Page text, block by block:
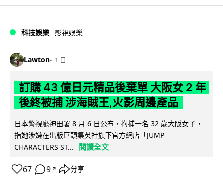
科技娛樂 影視娛樂
Lawton 1 日
訂購 43 億日元精品後棄單 大阪女 2 年
後終被捕 涉海賊王,火影周邊產品
日本警視廳神田署 8 月 6 日公布，拘捕一名 32 歲大阪女子，
指她涉嫌在出版巨頭集英社旗下官方網店「JUMP
CHARACTERS ST...
閱讀全文
67 9 ↗ 分享